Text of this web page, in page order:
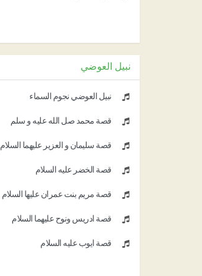
نبيل العوضي
نبيل العوضي نجوم السماء
قصة محمد صل الله عليه و سلم
قصة سليمان و العزير عليهما السلام
قصة الخضر عليه السلام
قصة مريم بنت عمران عليها السلام
قصة ادريس ونوح عليهما السلام
قصة أيوب عليه السلام